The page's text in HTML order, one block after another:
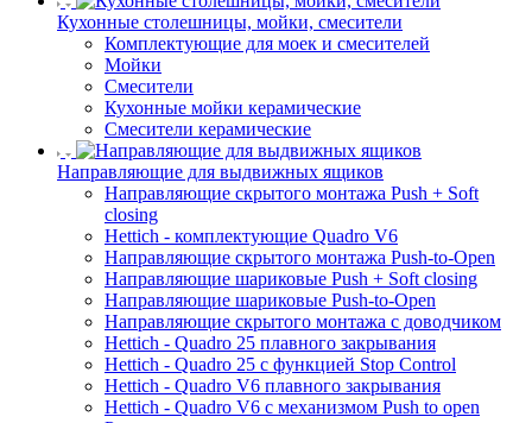
Кухонные столешницы, мойки, смесители
Комплектующие для моек и смесителей
Мойки
Смесители
Кухонные мойки керамические
Смесители керамические
Направляющие для выдвижных ящиков
Направляющие скрытого монтажа Push + Soft
closing
Hettich - комплектующие Quadro V6
Направляющие скрытого монтажа Push-to-Open
Направляющие шариковые Push + Soft closing
Направляющие шариковые Push-to-Open
Направляющие скрытого монтажа с доводчиком
Hettich - Quadro 25 плавного закрывания
Hettich - Quadro 25 с функцией Stop Control
Hettich - Quadro V6 плавного закрывания
Hettich - Quadro V6 с механизмом Push to open